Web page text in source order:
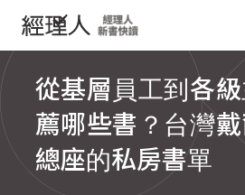
從基層員工到各
薦哪些書？台灣
總座的私房書單